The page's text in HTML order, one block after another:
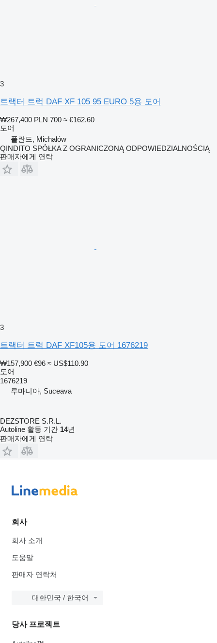
3
트랙터 트럭 DAF XF 105 95 EURO 5용 도어
₩267,400 PLN 700 ≈ €162.60
도어
폴란드, Michałów
QINDITO SPÓŁKA Z OGRANICZONĄ ODPOWIEDZIALNOŚCIĄ
판매자에게 연락
3
트랙터 트럭 DAF XF105용 도어 1676219
₩157,900 €96 ≈ US$110.90
도어
1676219
루마니아, Suceava
DEZSTORE S.R.L.
Autoline 활동 기간 14년
판매자에게 연락
회사
회사 소개
도움말
판매자 연락처
대한민국 / 한국어
당사 프로젝트